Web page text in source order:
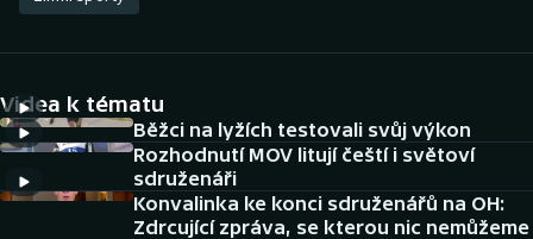
DALŠÍ SPORTY
Americký fotbal
Baseball a softbal
NEPŘEHLÉDNĚTE
Videa k tématu
Běžci na lyžích testovali svůj výkon
Rozhodnutí MOV litují čeští i světoví
sdruženáři
Konvalinka ke konci sdruženářů na OH:
Zdrcující zpráva, se kterou nic nemůžeme